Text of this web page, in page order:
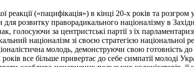
реакції («пацифікація») в кінці 20-х років та
розвитку праворадикального націоналізму в
голосуючи за центристські партії з їх
націоналізм зі своєю стратегією
молодь, демонструючи свою готовність
все більше привертає до себе симпатії молоді